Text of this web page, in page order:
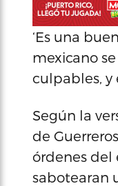
‘Es una
mexicano
culpables, y
Según la
de
órdenes del
sabotearan